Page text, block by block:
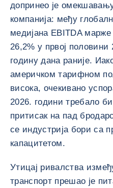
допринео је
компанија: међу
медијана EBITDA марже
26,2% у првој
годину дана раније.
америчком тарифном
висока, очекивано
2026. години требало
притисак на пад
се индустрија бори са
капацитетом.
Утицај ривалства
транспорт прешао је